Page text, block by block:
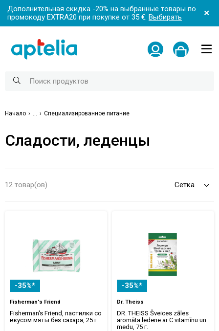
Дополнительная скидка -20% на выбранные товары по
промокоду EXTRA20 при покупке от 35 €: Выбирать
Начало Специализированное питание
Сладости, леденцы
12 товар(ов)
-35%*
Fisherman's Friend
Fisherman's Friend, пастилки со
вкусом мяты без сахара, 25 г
-35%*
Dr. Theiss
DR. THEISS Šveices zāles
aromāta ledene ar C vitamīnu un
medu, 75 г.